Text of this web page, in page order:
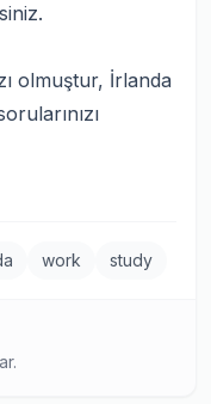
olmuştur, İrlanda
work study